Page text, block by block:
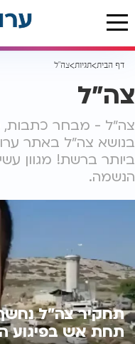
דף הבית תגיות צה״ל
צה״ל
צה״ל - מבחר כתבות,
ביותר ברשת! מגוון
הנשמה.
תחקיר צה"ל
תחת אש בפיגוע